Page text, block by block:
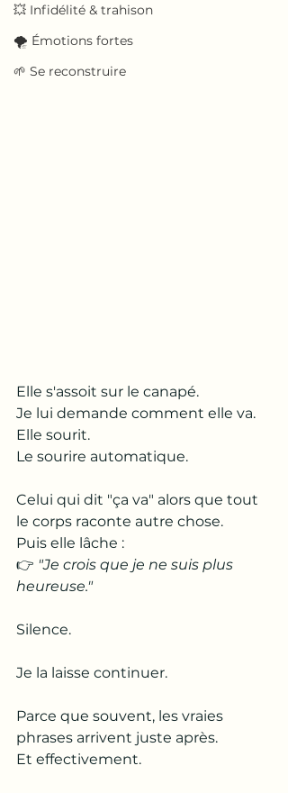
💥 Infidélité & trahison
🌪️ Émotions fortes
🌱 Se reconstruire
Elle s'assoit sur le canapé.
Je lui demande comment elle va.
Elle sourit.
Le sourire automatique.
Celui qui dit "ça va" alors que tout
le corps raconte autre chose.
Puis elle lâche :
👉 "Je crois que je ne suis plus
heureuse."
Silence.
Je la laisse continuer.
Parce que souvent, les vraies
phrases arrivent juste après.
Et effectivement.